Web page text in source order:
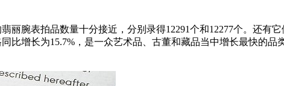
腕表拍品数量十分接近，分别录得12291个和12277个。还有
比增长为15.7%，是一众艺术品、古董和藏品当中增长最快的